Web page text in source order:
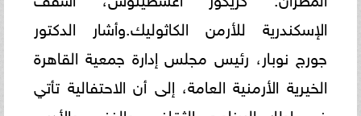
الإسكندرية للأرمن الكاثوليك.وأشار الدكتور
جورج نوبار، رئيس مجلس إدارة جمعية القاهرة
الخيرية الأرمنية العامة، إلى أن الاحتفالية تأتي